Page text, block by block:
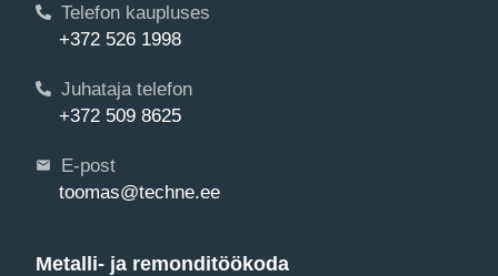
Telefon kaupluses
+372 526 1998
Juhataja telefon
+372 509 8625
E-post
toomas@techne.ee
Metalli- ja remonditöökoda